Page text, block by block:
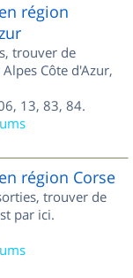
région
trouver de
Côte d'Azur,
13, 83, 84.
région Corse
trouver de
par ici.